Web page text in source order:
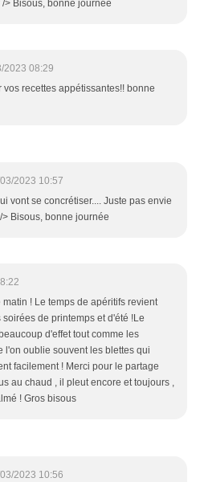
> Bisous, bonne journée
2023 08:29
vos recettes appétissantes!! bonne
2023 10:57
vont se concrétiser.... Juste pas envie
> Bisous, bonne journée
! Le temps de apéritifs revient
de printemps et d'été !Le
d'effet tout comme les
l'on oublie souvent les blettes qui
facilement ! Merci pour le partage
au chaud , il pleut encore et toujours ,
! Gros bisous
2023 10:56